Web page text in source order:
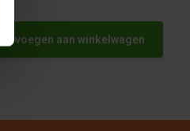
Toevoegen aan winkelwagen